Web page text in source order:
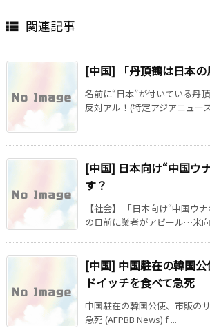
 関連記事
[中国] 「丹頂鶴は日本
名前に“日本”が付いている丹
反対アル！(特定アジアニュー
[中国] 日本向け“中国ウ
す？
【社会】 「日本向け“中国ウ
の日前に業者がアピール…米
[中国] 中国駐在の韓国
ドイッチを食べて急死
中国駐在の韓国公使、市販の
急死 (AFPBB News) f ...